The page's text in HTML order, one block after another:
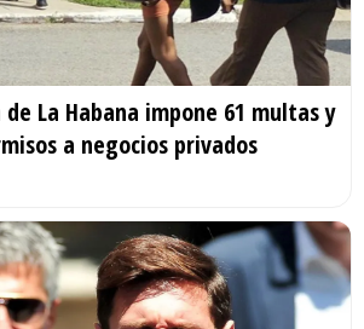
La Habana impone 61 multas y
a negocios privados